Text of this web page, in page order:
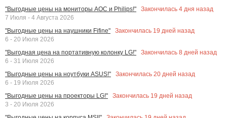
"Выгодные цены на мониторы AOC и Philips!"
Закончилась 4 дня назад
7 Июля - 4 Августа 2026
"Выгодные цены на наушники Fifine"
Закончилась 19 дней назад
6 - 20 Июля 2026
"Выгодная цена на портативную колонку LG!"
Закончилась 8 дней назад
6 - 31 Июля 2026
"Выгодные цены на ноутбуки ASUS!"
Закончилась 20 дней назад
6 - 19 Июля 2026
"Выгодные цены на проекторы LG!"
Закончилась 19 дней назад
3 - 20 Июля 2026